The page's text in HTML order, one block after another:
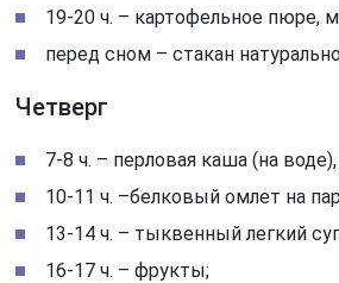
19-20 ч. – картофельное пюре,
перед сном – стакан
Четверг
7-8 ч. – перловая каша (на
10-11 ч. –белковый омлет на
13-14 ч. – тыквенный легкий
16-17 ч. – фрукты;